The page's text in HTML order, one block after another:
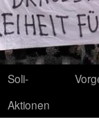
Soli-
Aktionen